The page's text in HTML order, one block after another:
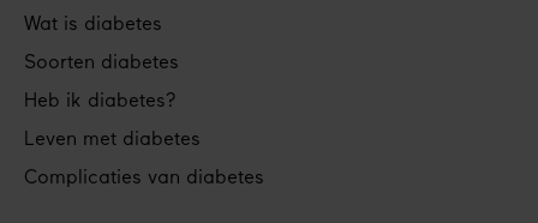
Footer
navigation
Wat is diabetes
Soorten diabetes
Heb ik diabetes?
Leven met diabetes
Complicaties van diabetes